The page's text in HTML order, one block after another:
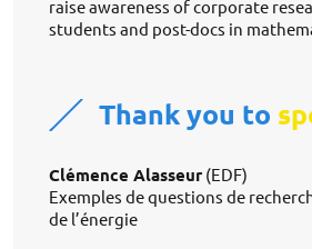
raise awareness of corporate
students and post-docs in
Thank you to
Clémence Alasseur (EDF)
Exemples de questions de
de l’énergie